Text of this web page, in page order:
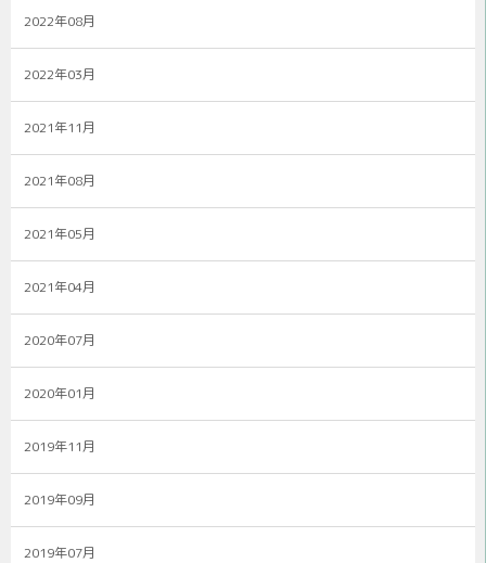
2022年08月
2022年03月
2021年11月
2021年08月
2021年05月
2021年04月
2020年07月
2020年01月
2019年11月
2019年09月
2019年07月